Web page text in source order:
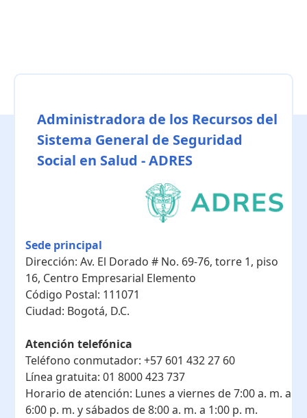
Administradora de los Recursos del
Sistema General de Seguridad
Social en Salud - ADRES
Sede principal
Dirección: Av. El Dorado # No. 69-76, torre 1, piso
16, Centro Empresarial Elemento
Código Postal: 111071
Ciudad: Bogotá, D.C.
Atención telefónica
Teléfono conmutador: +57 601 432 27 60
Línea gratuita: 01 8000 423 737
Horario de atención: Lunes a viernes de 7:00 a. m. a
6:00 p. m. y sábados de 8:00 a. m. a 1:00 p. m.